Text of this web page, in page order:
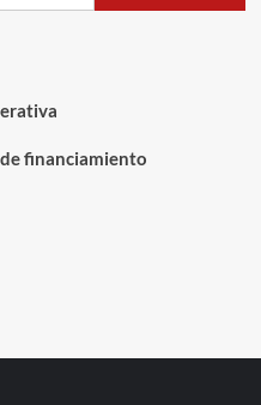
financiamiento